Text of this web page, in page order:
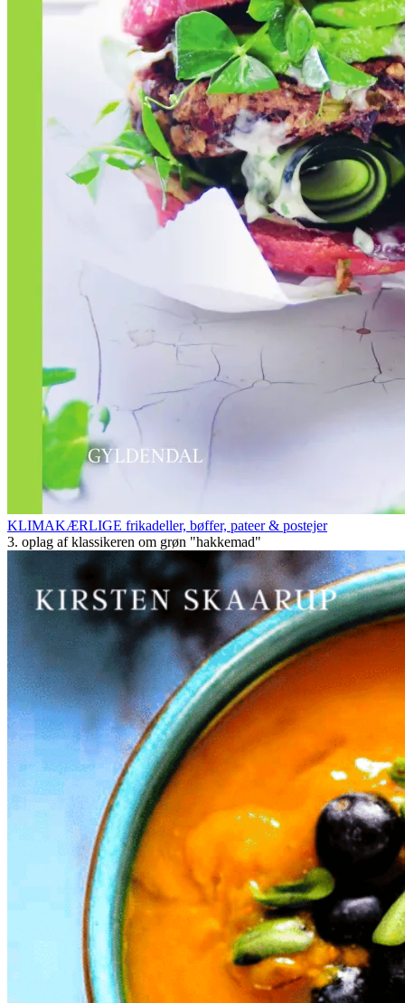
KLIMAKÆRLIGE frikadeller, bøffer, pateer & postejer
3. oplag af klassikeren om grøn "hakkemad"